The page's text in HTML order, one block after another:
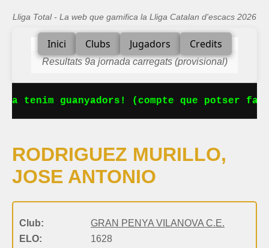
Lliga Total - La web que gamifica la Lliga Catalan d'escacs 2026
Inici Clubs Jugadors Credits
Resultats 9a jornada carregats (provisional)
tenim guanyadors! (compte que potser
RODRIGUEZ MURILLO,
JOSE ANTONIO
Club:
GRAN PENYA VILANOVA C.E.
ELO:
1628